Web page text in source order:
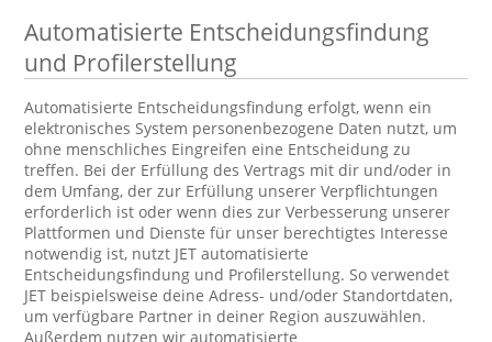
Automatisierte Entscheidungsfindung
und Profilerstellung
Automatisierte Entscheidungsfindung erfolgt, wenn ein
elektronisches System personenbezogene Daten nutzt, um
ohne menschliches Eingreifen eine Entscheidung zu
treffen. Bei der Erfüllung des Vertrags mit dir und/oder in
dem Umfang, der zur Erfüllung unserer Verpflichtungen
erforderlich ist oder wenn dies zur Verbesserung unserer
Plattformen und Dienste für unser berechtigtes Interesse
notwendig ist, nutzt JET automatisierte
Entscheidungsfindung und Profilerstellung. So verwendet
JET beispielsweise deine Adress- und/oder Standortdaten,
um verfügbare Partner in deiner Region auszuwählen.
Außerdem nutzen wir automatisierte